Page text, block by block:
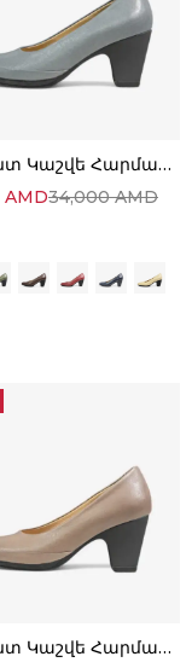
Էլեգանտ Կաշվե Հարմարավետ Կոշիկներ
34,000AMD
AMD
Էլեգանտ Կաշվե Հարմարավետ Կոշիկներ